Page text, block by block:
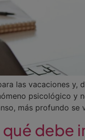
las vacaciones
psicológico y
más profundo
debe